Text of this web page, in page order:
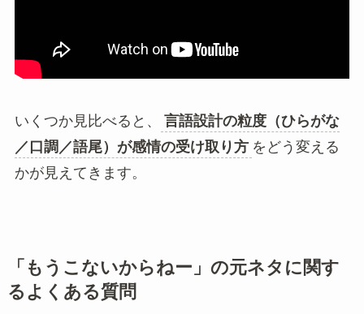
いくつか見比べると、
言語設計の粒度（ひらがな
／口調／語尾）が感情の受け取り方 をどう変える
かが見えてきます。
「もうこないからねー」の元ネタに関す
るよくある質問